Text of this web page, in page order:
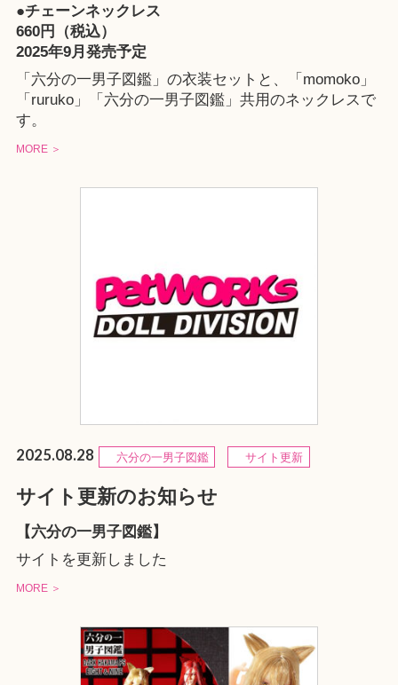
●チェーンネックレス
660円（税込）
2025年9月発売予定
「六分の一男子図鑑」の衣装セットと、「momoko」
「ruruko」「六分の一男子図鑑」共用のネックレスで
す。
MORE ＞
2025.08.28 六分の一男子図鑑 サイト更新
サイト更新のお知らせ
【六分の一男子図鑑】
サイトを更新しました
MORE ＞